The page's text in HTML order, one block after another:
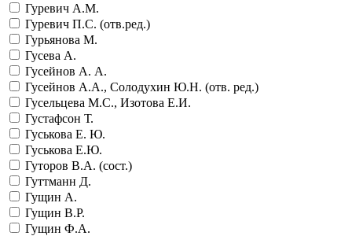
Гуревич А.М.
Гуревич П.С. (отв.ред.)
Гурьянова М.
Гусева А.
Гусейнов А. А.
Гусейнов А.А., Солодухин Ю.Н. (отв. ред.)
Гусельцева М.С., Изотова Е.И.
Густафсон Т.
Гуськова Е. Ю.
Гуськова Е.Ю.
Гуторов В.А. (сост.)
Гуттманн Д.
Гущин А.
Гущин В.Р.
Гущин Ф.А.